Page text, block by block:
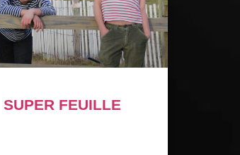
SUPER FEUILLE